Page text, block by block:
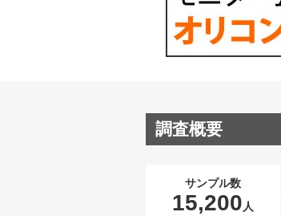
調査概要
サンプル数
15,200 人